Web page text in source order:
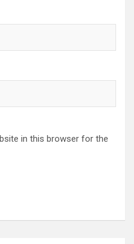
in this browser for the